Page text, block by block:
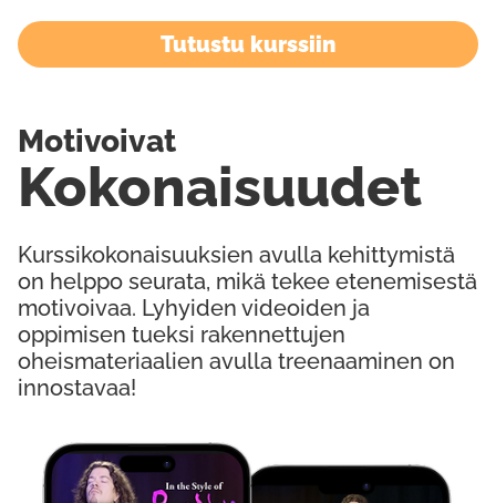
Tutustu kurssiin
Kurssikokonaisuuksien avulla kehittymistä
on helppo seurata, mikä tekee etenemisestä
motivoivaa. Lyhyiden videoiden ja
oppimisen tueksi rakennettujen
oheismateriaalien avulla treenaaminen on
innostavaa!
Kokonaisuudet
Motivoivat